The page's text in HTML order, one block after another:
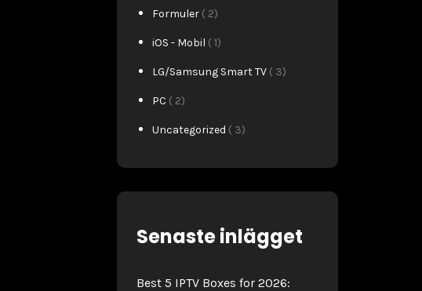
Formuler ( 2)
iOS - Mobil ( 1)
LG/Samsung Smart TV ( 3)
PC ( 2)
Uncategorized ( 3)
Senaste inlägget
Best 5 IPTV Boxes for 2026: